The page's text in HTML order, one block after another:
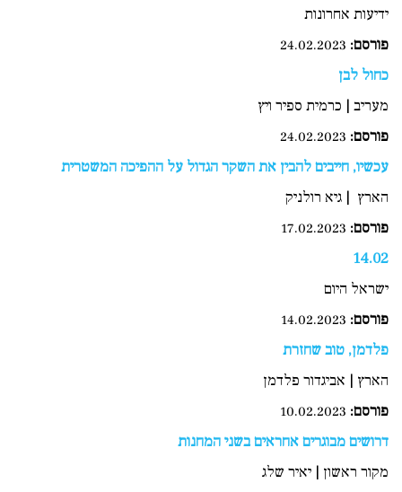
ידיעות אחרונות
פורסם:
כחול לבן
מעריב | כרמית ספיר ויץ
פורסם:
עכשיו, חייבים להבין את השקר הגדול על ההפיכה המשטרית
הארץ | גיא רולניק
פורסם:
14.02
ישראל היום
פורסם:
פלדמן, טוב שחזרת
הארץ | אביגדור פלדמן
פורסם:
דרושים מבוגרים אחראים בשני המחנות
מקור ראשון | יאיר שלג